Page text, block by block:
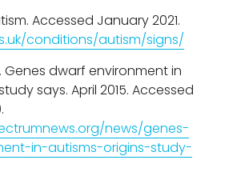
Accessed January 2021.
conditions/autism/signs/
Genes dwarf environment in
says. April 2015. Accessed
news/genes-
in-autisms-origins-study-